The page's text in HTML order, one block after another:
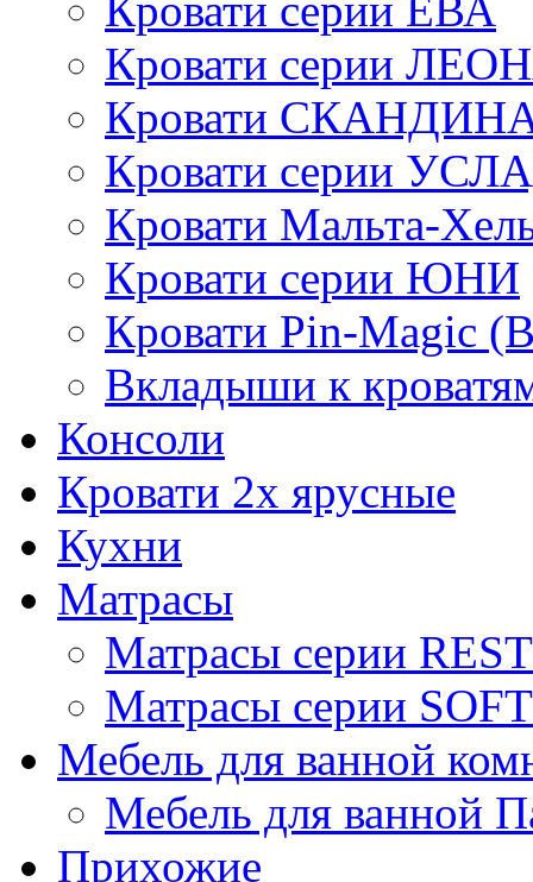
Кровати серии ЕВА
Кровати серии
Кровати
Кровати серии
Кровати Мальта-
Кровати серии ЮНИ
Кровати Pin-Magic
Вкладыши к
Консоли
Кровати 2х ярусные
Кухни
Матрасы
Матрасы серии REST
Матрасы серии SOFT
Мебель для ванной
Мебель для ванной
Прихожие